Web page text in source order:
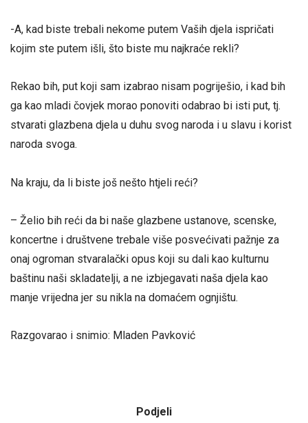
-A, kad biste trebali nekome putem Vaših djela ispričati
kojim ste putem išli, što biste mu najkraće rekli?
Rekao bih, put koji sam izabrao nisam pogriješio, i kad bih
ga kao mladi čovjek morao ponoviti odabrao bi isti put, tj.
stvarati glazbena djela u duhu svog naroda i u slavu i korist
naroda svoga.
Na kraju, da li biste još nešto htjeli reći?
– Želio bih reći da bi naše glazbene ustanove, scenske,
koncertne i društvene trebale više posvećivati pažnje za
onaj ogroman stvaralački opus koji su dali kao kulturnu
baštinu naši skladatelji, a ne izbjegavati naša djela kao
manje vrijedna jer su nikla na domaćem ognjištu.
Razgovarao i snimio: Mladen Pavković
Podjeli